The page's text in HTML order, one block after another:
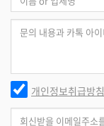
개인정보취급방침